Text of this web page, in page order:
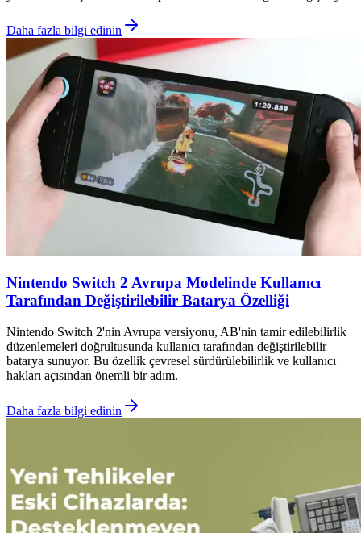
Daha fazla bilgi edinin
Nintendo Switch 2 Avrupa Modelinde Kullanıcı
Tarafından Değiştirilebilir Batarya Özelliği
Nintendo Switch 2'nin Avrupa versiyonu, AB'nin tamir edilebilirlik
düzenlemeleri doğrultusunda kullanıcı tarafından değiştirilebilir
batarya sunuyor. Bu özellik çevresel sürdürülebilirlik ve kullanıcı
hakları açısından önemli bir adım.
Daha fazla bilgi edinin